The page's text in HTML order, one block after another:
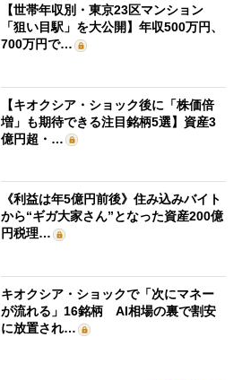
【世帯年収別・東京23区マンション
「狙い目駅」を大公開】年収500万円、
700万円で…
【キオクシア・ショック後に「株価倍
増」も期待できる注目銘柄5選】資産3
億円超・…
《利益は年5億円前後》住み込みバイト
から“ギガ大家さん”となった資産200億
円税理…
キオクシア・ショックで「次にマネー
が流れる」16銘柄 AI相場の裏で割安
に放置され…